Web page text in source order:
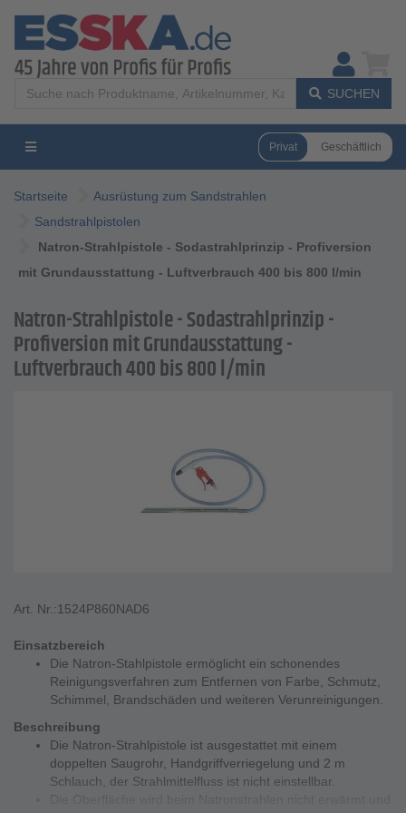
SUCHEN
Privat Geschäftlich
Startseite
Ausrüstung zum Sandstrahlen
Sandstrahlpistolen
Natron-Strahlpistole - Sodastrahlprinzip - Profiversion
mit Grundausstattung - Luftverbrauch 400 bis 800 l/min
Natron-Strahlpistole - Sodastrahlprinzip -
Profiversion mit Grundausstattung -
Luftverbrauch 400 bis 800 l/min
Art. Nr.:1524P860NAD6
Einsatzbereich
Die Natron-Stahlpistole ermöglicht ein schonendes
Reinigungsverfahren zum Entfernen von Farbe, Schmutz,
Schimmel, Brandschäden und weiteren Verunreinigungen.
Beschreibung
Die Natron-Strahlpistole ist ausgestattet mit einem
doppelten Saugrohr, Handgriffverriegelung und 2 m
Schlauch, der Strahlmittelfluss ist nicht einstellbar.